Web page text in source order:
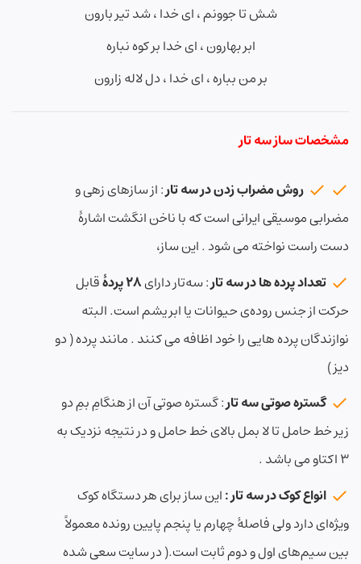
شش تا جوونم ، ای خدا ، شد تیر بارون
ابر بهارون ، ای خدا بر کوه نباره
بر من بباره ، ای خدا ، دل لاله زارون
مشخصات ساز سه تار
روش مضراب زدن در سه تار: از سازهای زهی و
مضرابی موسیقی ایرانی است که با ناخن انگشت اشارهٔ
دست راست نواخته می شود . این ساز،
تعداد پرده ها در سه تار: سه‌تار دارای
قابل
حرکت از جنس روده‌ی حیوانات یا ابریشم است. البته
نوازندگان پرده هایی را خود اظافه می کنند . مانند پرده ( دو
دیز )
گستره صوتی سه تار: گستره صوتی آن از هنگامِ بمِ دو
زیر خط حامل تا لا بمل بالای خط حامل و در نتیجه نزدیک به
۳ اکتاو می باشد .
انواع کوک در سه تار :این ساز برای هر دستگاه کوک
ویژه‌ای دارد ولی فاصلهٔ چهارم یا پنجم پایین رونده معمولاً
بین سیم‌های اول و دوم ثابت است.( در سایت سعی شده